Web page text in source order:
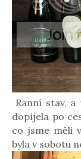
Ranní stav,
dopíjela po
co jsme měli
byla v sobotu